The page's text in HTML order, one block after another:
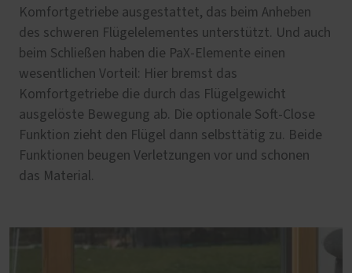
Komfortgetriebe ausgestattet, das beim Anheben
des schweren Flügelelementes unterstützt. Und auch
beim Schließen haben die PaX-Elemente einen
wesentlichen Vorteil: Hier bremst das
Komfortgetriebe die durch das Flügelgewicht
ausgelöste Bewegung ab. Die optionale Soft-Close
Funktion zieht den Flügel dann selbsttätig zu. Beide
Funktionen beugen Verletzungen vor und schonen
das Material.